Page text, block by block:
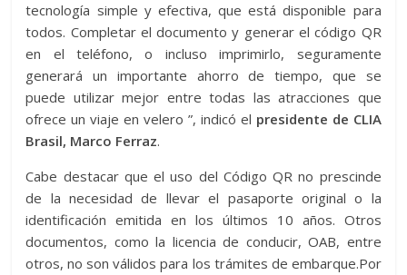
tecnología simple y efectiva, que está disponible para
todos. Completar el documento y generar el código QR
en el teléfono, o incluso imprimirlo, seguramente
generará un importante ahorro de tiempo, que se
puede utilizar mejor entre todas las atracciones que
ofrece un viaje en velero ”, indicó el presidente de CLIA
Brasil, Marco Ferraz.
Cabe destacar que el uso del Código QR no prescinde
de la necesidad de llevar el pasaporte original o la
identificación emitida en los últimos 10 años. Otros
documentos, como la licencia de conducir, OAB, entre
otros, no son válidos para los trámites de embarque.Por